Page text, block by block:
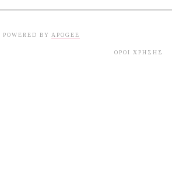
POWERED BY APOGEE
ΟΡΟΙ ΧΡΗΣΗΣ